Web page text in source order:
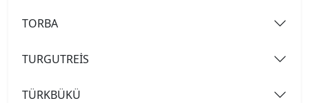
TORBA
TURGUTREİS
TÜRKBÜKÜ